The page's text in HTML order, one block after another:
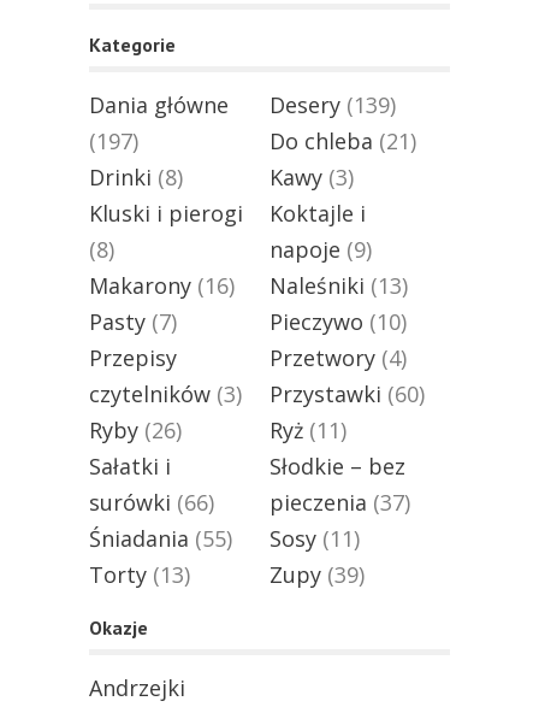
Kategorie
Dania główne
(197)
Desery (139)
Do chleba (21)
Drinki (8) Kawy (3)
Kluski i pierogi
(8)
Koktajle i
napoje (9)
Makarony (16) Naleśniki (13)
Pasty (7) Pieczywo (10)
Przepisy
czytelników (3)
Przetwory (4)
Przystawki (60)
Ryby (26) Ryż (11)
Sałatki i
surówki (66)
Słodkie – bez
pieczenia (37)
Śniadania (55) Sosy (11)
Torty (13) Zupy (39)
Okazje
Andrzejki